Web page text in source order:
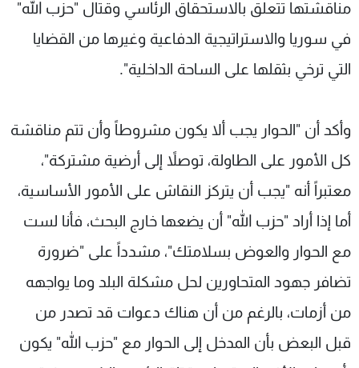
مناقشتها تتعلق بالاستحقاق الرئاسي وقتال "حزب الله"
في سوريا والاستراتيجية الدفاعية وغيرها من القضايا
التي ترخي بثقلها على الساحة الداخلية".
وأكد أن "الحوار يجب ألا يكون مشروطاً وأن تتم مناقشة
كل الأمور على الطاولة، توصلاً إلى أرضية مشتركة"،
معتبراً أنه "يجب أن يتركز النقاش على الأمور الأساسية،
أما إذا أراد "حزب الله" أن يضعها خارج البحث، فأنا لست
مع الحوار والعوض بسلامتك"، مشدداً على "ضرورة
تضافر جهود المتحاورين لحل مشكلة البلد وما يواجهه
من أزمات، بالرغم من أن هناك دعوات قد تصدر من
قبل البعض بأن المدخل إلى الحوار مع "حزب الله" يكون